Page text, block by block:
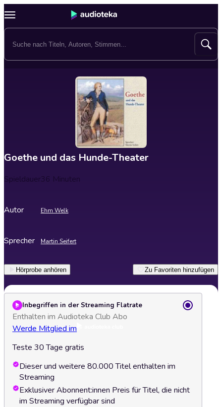
Goethe und das Hunde-Theater
Spieldauer36 Minuten
Autor Ehm Welk
Sprecher Martin Seifert
Hörprobe anhören Zu Favoriten hinzufügen
Inbegriffen in der Streaming Flatrate
Enthalten im Audioteka Club Abo
Werde Mitglied im
Teste 30 Tage gratis
Dieser und weitere 80.000 Titel enthalten im
Streaming
Exklusiver Abonnent:innen Preis für Titel, die nicht
im Streaming verfügbar sind